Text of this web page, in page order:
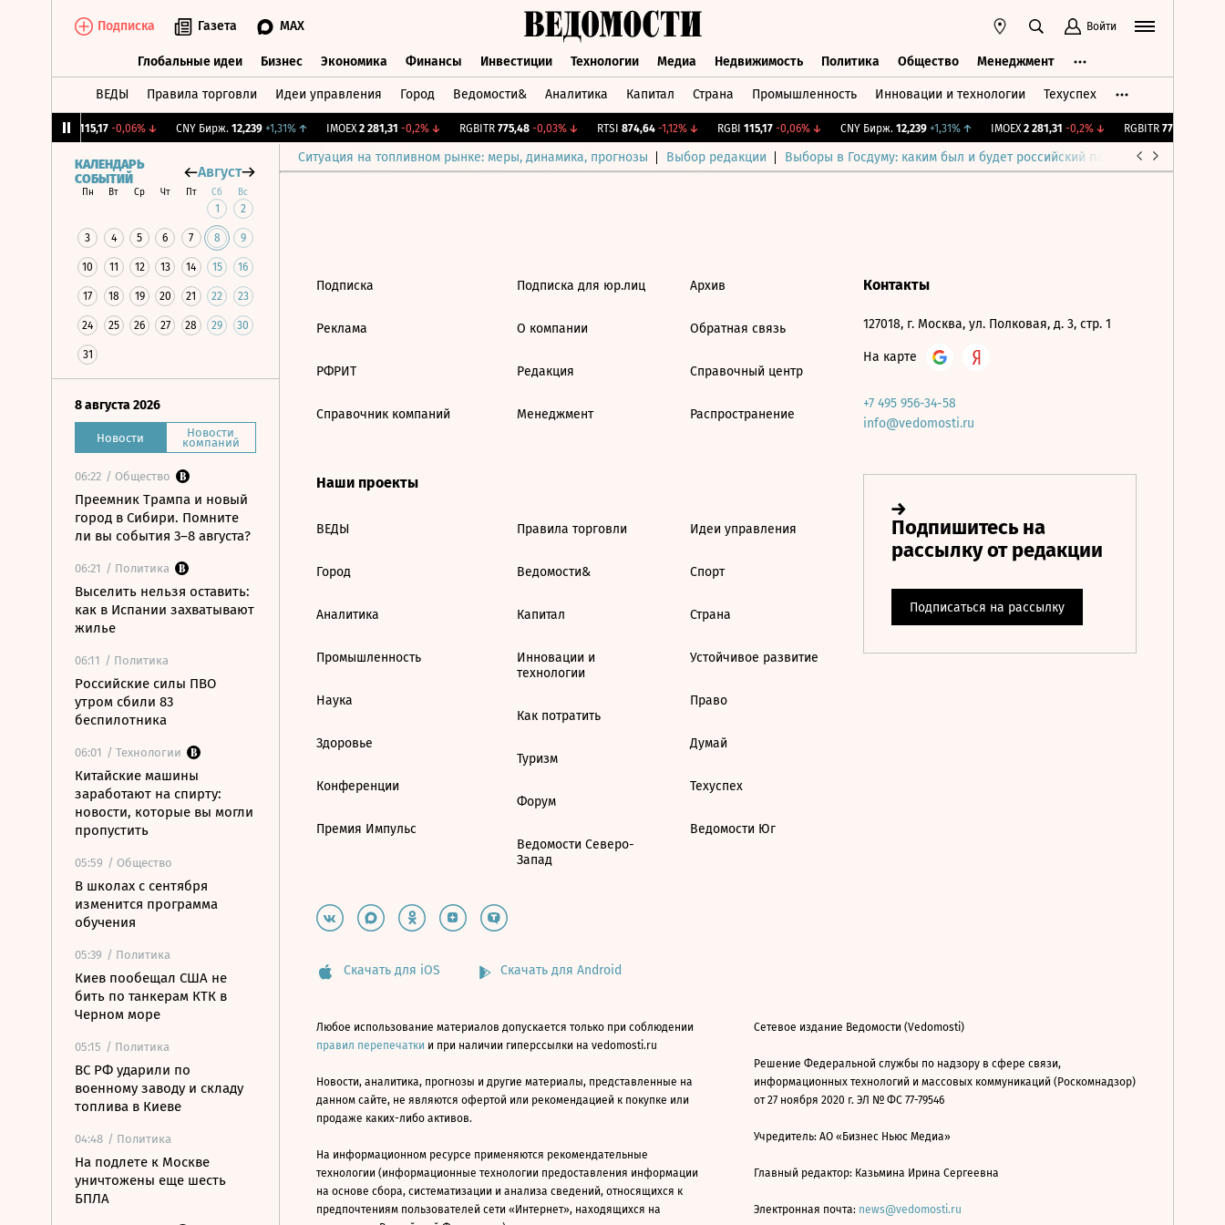
Подписка Газета MAX Войти
Глобальные идеи Бизнес Экономика Финансы Инвестиции Технологии Медиа Недвижимость Политика Общество Менеджмент
ВЕДЫ Правила торговли Идеи управления Город Ведомости& Аналитика Капитал Страна Промышленность Инновации и технологии Техуспех
115,17 -0,06%↓ CNY Бирж. 12,239 +1,31%↑ IMOEX 2 281,31 -0,2%↓ RGBITR 775,48 -0,03%↓ RTSI 874,64 -1,12%↓ RGBI 115,17 -0,06%↓ CNY Бирж. 12,239 +1,31%↑ IMOEX 2 281,31 -0,2%↓ RGBITR 775,48
Ситуация на топливном рынке: меры, динамика, прогнозы Выбор редакции Выборы в Госдуму: каким был и будет российский парламент
КАЛЕНДАРЬ
СОБЫТИЙ
Август
Пн Вт Ср Чт Пт Сб Вс
1 2
3 4 5 6 7 8 9
10 11 12 13 14 15 16
17 18 19 20 21 22 23
24 25 26 27 28 29 30
31
8 августа 2026
Новости Новости
компаний
06:22 / Общество
Преемник Трампа и новый
город в Сибири. Помните
ли вы события 3–8 августа?
06:21 / Политика
Выселить нельзя оставить:
как в Испании захватывают
жилье
06:11 / Политика
Российские силы ПВО
утром сбили 83
беспилотника
06:01 / Технологии
Китайские машины
заработают на спирту:
новости, которые вы могли
пропустить
05:59 / Общество
В школах с сентября
изменится программа
обучения
05:39 / Политика
Киев пообещал США не
бить по танкерам КТК в
Черном море
05:15 / Политика
ВС РФ ударили по
военному заводу и складу
топлива в Киеве
04:48 / Политика
На подлете к Москве
уничтожены еще шесть
БПЛА
Подписка
Реклама
РФРИТ
Справочник компаний
Подписка для юр.лиц
О компании
Редакция
Менеджмент
Архив
Обратная связь
Справочный центр
Распространение
Наши проекты
ВЕДЫ
Город
Аналитика
Промышленность
Наука
Здоровье
Конференции
Премия Импульс
Правила торговли
Ведомости&
Капитал
Инновации и
технологии
Как потратить
Туризм
Форум
Ведомости Северо-
Запад
Идеи управления
Спорт
Страна
Устойчивое развитие
Право
Думай
Техуспех
Ведомости Юг
Контакты
127018, г. Москва, ул. Полковая, д. 3, стр. 1
На карте
+7 495 956-34-58
info@vedomosti.ru
Скачать для iOS Скачать для Android
Любое использование материалов допускается только при соблюдении
правил перепечатки и при наличии гиперссылки на vedomosti.ru
Новости, аналитика, прогнозы и другие материалы, представленные на
данном сайте, не являются офертой или рекомендацией к покупке или
продаже каких-либо активов.
На информационном ресурсе применяются рекомендательные
технологии (информационные технологии предоставления информации
на основе сбора, систематизации и анализа сведений, относящихся к
предпочтениям пользователей сети «Интернет», находящихся на
Сетевое издание Ведомости (Vedomosti)
Решение Федеральной службы по надзору в сфере связи,
информационных технологий и массовых коммуникаций (Роскомнадзор)
от 27 ноября 2020 г. ЭЛ № ФС 77-79546
Учредитель: АО «Бизнес Ньюс Медиа»
Главный редактор: Казьмина Ирина Сергеевна
Электронная почта: news@vedomosti.ru